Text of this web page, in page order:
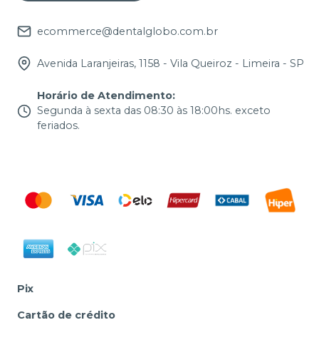
ecommerce@dentalglobo.com.br
Avenida Laranjeiras, 1158 - Vila Queiroz - Limeira - SP
Horário de Atendimento:
Segunda à sexta das 08:30 às 18:00hs. exceto
feriados.
Pix
Cartão de crédito